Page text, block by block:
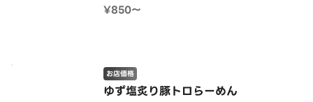
¥850〜
ゆず塩炙り豚トロらーめん
お店価格